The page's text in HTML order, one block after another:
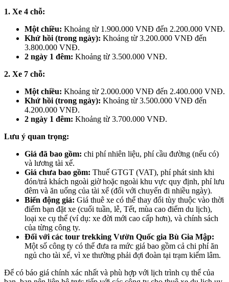
1. Xe 4 chỗ:
Một chiều: Khoảng từ 1.900.000 VNĐ đến 2.200.000 VNĐ.
Khứ hồi (trong ngày): Khoảng từ 3.200.000 VNĐ đến
3.800.000 VNĐ.
2 ngày 1 đêm: Khoảng từ 3.500.000 VNĐ.
2. Xe 7 chỗ:
Một chiều: Khoảng từ 2.000.000 VNĐ đến 2.400.000 VNĐ.
Khứ hồi (trong ngày): Khoảng từ 3.500.000 VNĐ đến
4.200.000 VNĐ.
2 ngày 1 đêm: Khoảng từ 3.700.000 VNĐ.
Lưu ý quan trọng:
Giá đã bao gồm: chi phí nhiên liệu, phí cầu đường (nếu có)
và lương tài xế.
Giá chưa bao gồm: Thuế GTGT (VAT), phí phát sinh khi
đón/trả khách ngoài giờ hoặc ngoài khu vực quy định, phí lưu
đêm và ăn uống của tài xế (đối với chuyến đi nhiều ngày).
Biến động giá: Giá thuê xe có thể thay đổi tùy thuộc vào thời
điểm bạn đặt xe (cuối tuần, lễ, Tết, mùa cao điểm du lịch),
loại xe cụ thể (ví dụ: xe đời mới cao cấp hơn), và chính sách
của từng công ty.
Đối với các tour trekking Vườn Quốc gia Bù Gia Mập:
Một số công ty có thể đưa ra mức giá bao gồm cả chi phí ăn
ngủ cho tài xế, vì xe thường phải đợi đoàn tại trạm kiểm lâm.
Để có báo giá chính xác nhất và phù hợp với lịch trình cụ thể của